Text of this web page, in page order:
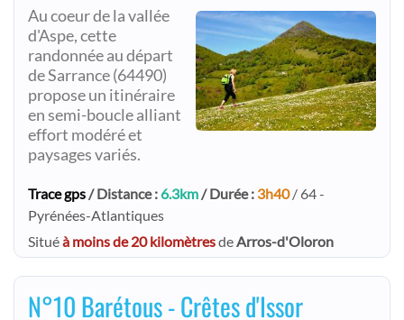
Au coeur de la vallée
d'Aspe, cette
randonnée au départ
de Sarrance (64490)
propose un itinéraire
en semi-boucle alliant
effort modéré et
paysages variés.
Trace gps/ Distance : 6.3km/ Durée : 3h40/ 64 -
Pyrénées-Atlantiques
Situéà moins de 20 kilomètresdeArros-d'Oloron
N°10 Barétous - Crêtes d'Issor